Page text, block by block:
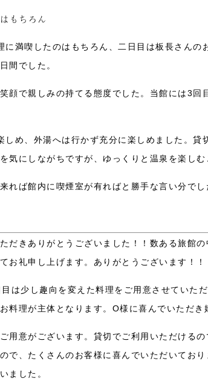
に満喫したのはもちろん、二日目は板長さんの
間でした。
顔で親しみの持てる態度でした。当館には3回
しめ、外湯へは行かず充分に楽しめました。貸
気にしながちですが、ゆっくりと温泉を楽しむ
れば館内に喫煙室が有ればと勝手な言い分でし
だきありがとうございました！！数ある旅館
お礼申し上げます。ありがとうございます！！
は少し趣向を変えた料理をご用意させていた
料理が主体となります。O様に喜んでいただき
用意がございます。貸切でご利用いただける
で、たくさんのお客様に喜んでいただいてお
ました。